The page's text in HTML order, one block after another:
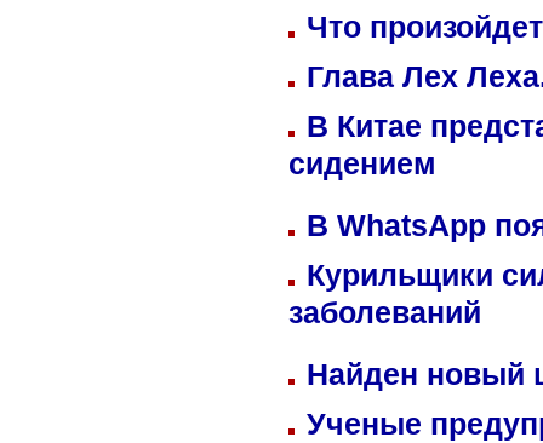
Что
Глава Лех
В Китае
сидением
В WhatsApp
Курильщики
заболеваний
Найден
Ученые